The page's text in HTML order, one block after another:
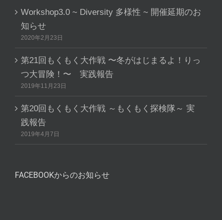
Workshop3.0 ~ Diversity 多様性 ~ 開催延期のお
知らせ
2020年2月23日
第21回もくもく大作戦 〜冬がはじまるよ！りっ
つ大冒険！〜 実践報告
2019年11月23日
第20回もくもく大作戦 ～もくもく探検隊～ 実
践報告
2019年4月7日
FACEBOOKからのお知らせ